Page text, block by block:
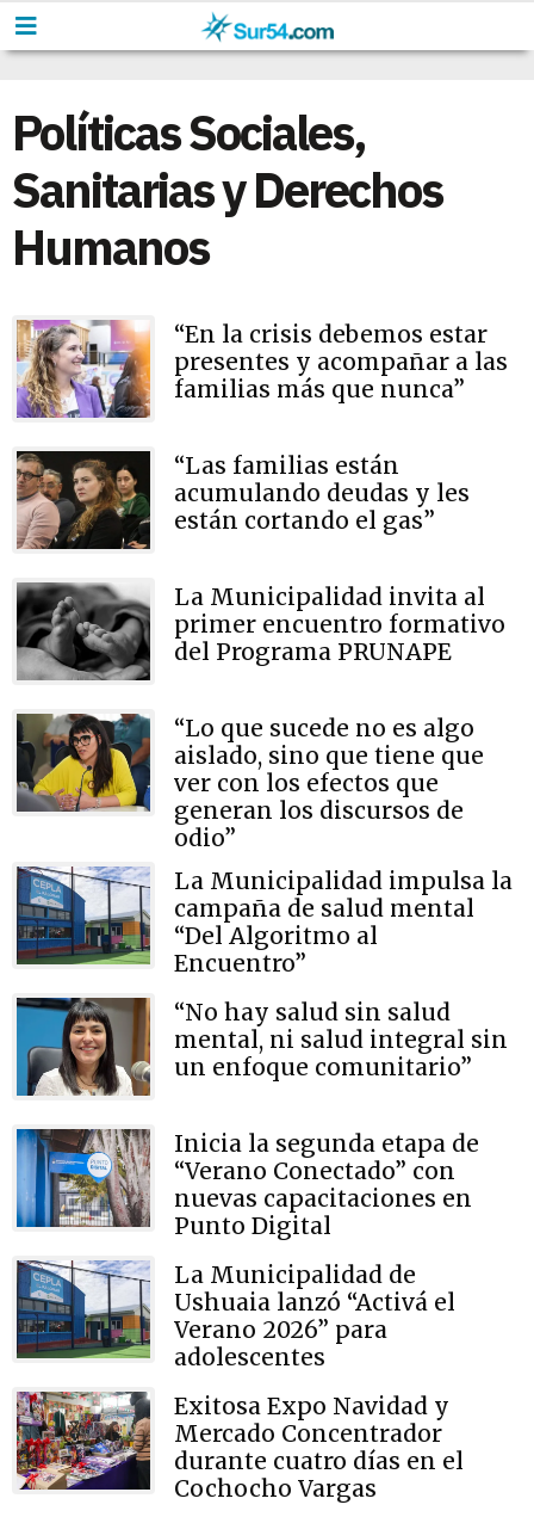
Políticas Sociales,
Sanitarias y Derechos
Humanos
“En la crisis debemos estar
presentes y acompañar a las
familias más que nunca”
“Las familias están
acumulando deudas y les
están cortando el gas”
La Municipalidad invita al
primer encuentro formativo
del Programa PRUNAPE
“Lo que sucede no es algo
aislado, sino que tiene que
ver con los efectos que
generan los discursos de
odio”
La Municipalidad impulsa la
campaña de salud mental
“Del Algoritmo al
Encuentro”
“No hay salud sin salud
mental, ni salud integral sin
un enfoque comunitario”
Inicia la segunda etapa de
“Verano Conectado” con
nuevas capacitaciones en
Punto Digital
La Municipalidad de
Ushuaia lanzó “Activá el
Verano 2026” para
adolescentes
Exitosa Expo Navidad y
Mercado Concentrador
durante cuatro días en el
Cochocho Vargas